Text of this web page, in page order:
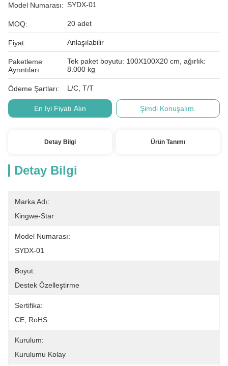
Model Numarası: SYDX-01
MOQ: 20 adet
Fiyat: Anlaşılabilir
Paketleme
Ayrıntıları:
Tek paket boyutu: 100X100X20 cm, ağırlık:
8.000 kg
Ödeme Şartları: L/C, T/T
En İyi Fiyatı Alın Şimdi Konuşalım.
Detay Bilgi Ürün Tanımı
Detay Bilgi
Marka Adı:
Kingwe-Star
Model Numarası:
SYDX-01
Boyut:
Destek Özelleştirme
Sertifika:
CE, RoHS
Kurulum:
Kurulumu Kolay